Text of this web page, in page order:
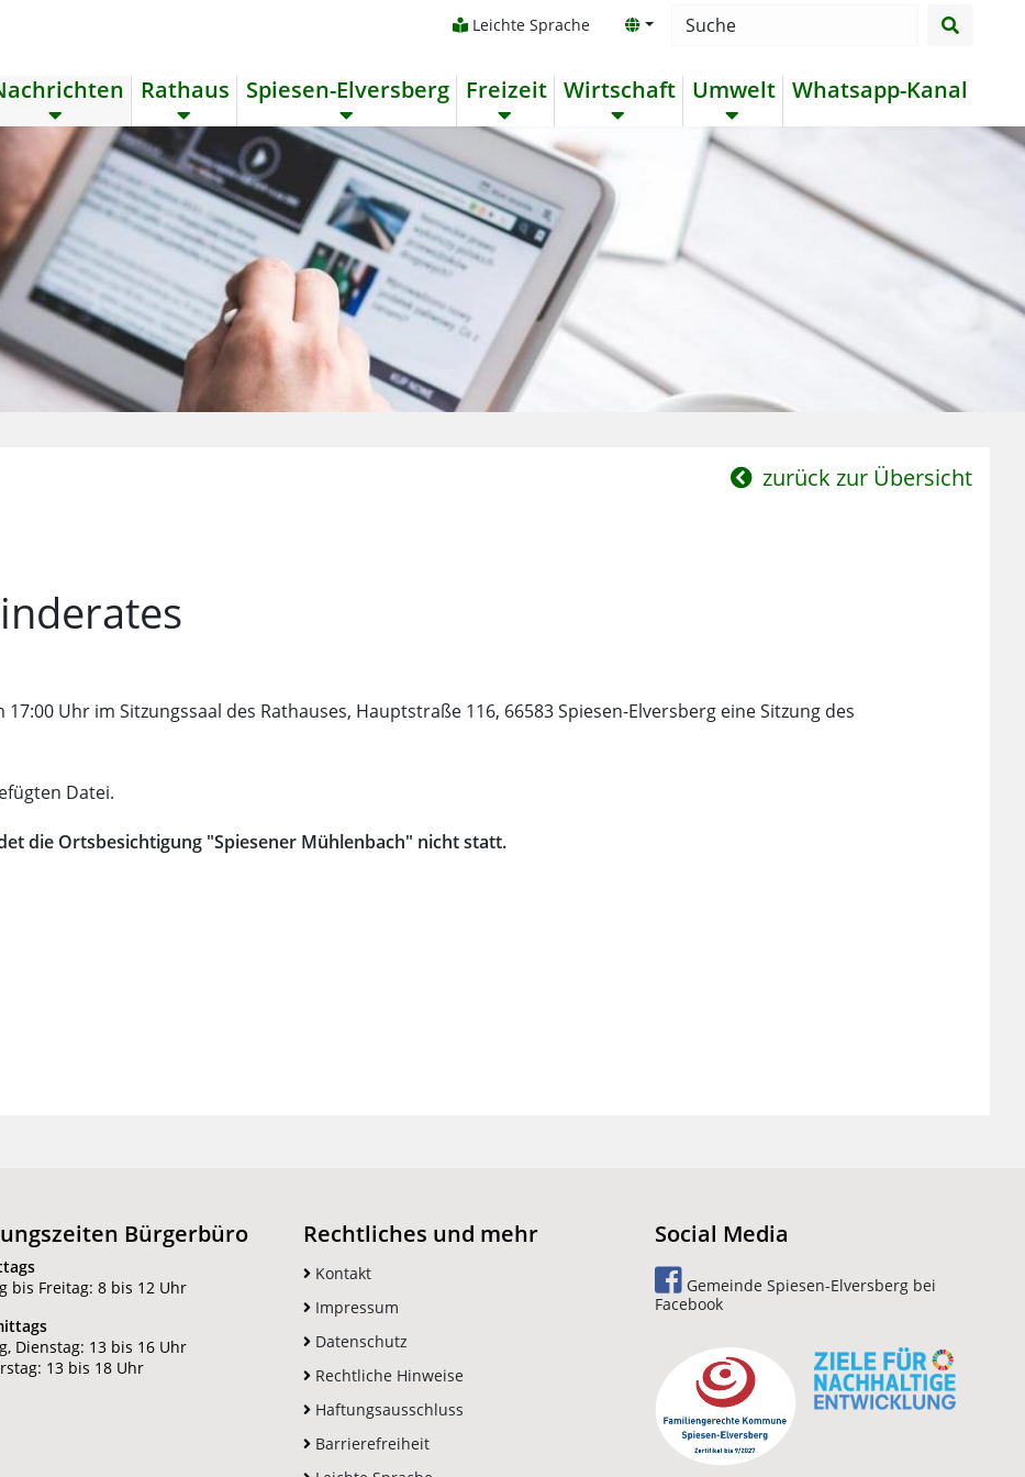
Leichte Sprache Searchbox
Rathaus Spiesen-Elversberg Freizeit Wirtschaft Umwelt Whatsapp-Kanal
zurück zur Übersicht
Uhr im Sitzungssaal des Rathauses, Hauptstraße 116, 66583 Spiesen-Elversberg eine Sitzung des
Datei.
die Ortsbesichtigung "Spiesener Mühlenbach" nicht statt.
Bürgerbüro
bis Freitag: 8 bis 12 Uhr
Dienstag: 13 bis 16 Uhr
13 bis 18 Uhr
Rechtliches und mehr
Kontakt
Impressum
Datenschutz
Rechtliche Hinweise
Haftungsausschluss
Barrierefreiheit
Social Media
Gemeinde Spiesen-Elversberg bei
Facebook